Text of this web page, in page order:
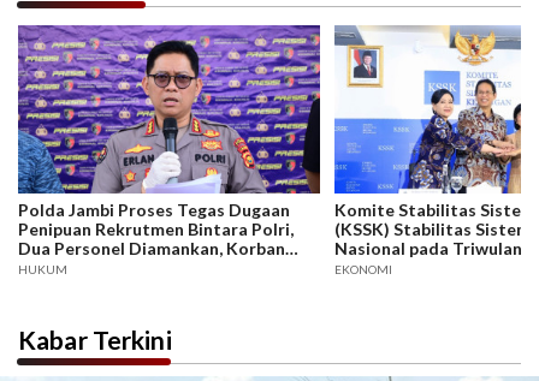
Polda Jambi Proses Tegas Dugaan
Penipuan Rekrutmen Bintara Polri,
Dua Personel Diamankan, Korban
Dari Rakyat Biasa Hingga Perwira,
HUKUM
Komite Stabilitas Sistem
(KSSK) Stabilitas Sistem
Nasional pada Triwulan II
Terjaga di Tengah
EKONOMI
Kabar Terkini